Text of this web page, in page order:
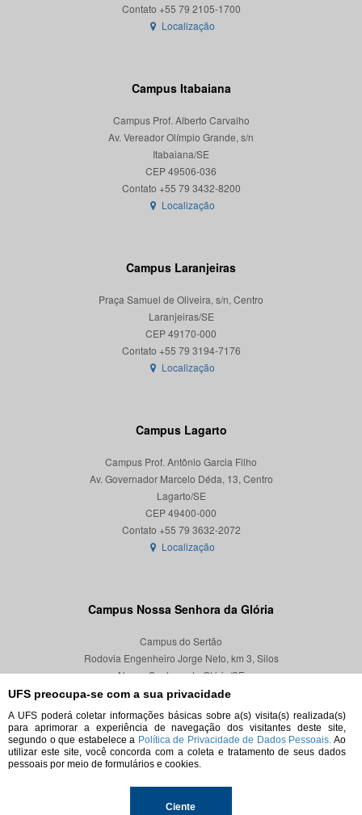
UFS preocupa-se com a sua privacidade
A UFS poderá coletar informações básicas sobre a(s) visita(s) realizada(s)
para aprimorar a experiência de navegação dos visitantes deste site,
segundo o que estabelece a Política de Privacidade de Dados Pessoais. Ao
utilizar este site, você concorda com a coleta e tratamento de seus dados
pessoais por meio de formulários e cookies.
Ciente
Localização
Campus Itabaiana
Campus Prof. Alberto Carvalho
Av. Vereador Olímpio Grande, s/n
Itabaiana/SE
CEP 49506-036
Localização
Campus Laranjeiras
Praça Samuel de Oliveira, s/n, Centro
Laranjeiras/SE
CEP 49170-000
Localização
Campus Lagarto
Campus Prof. Antônio Garcia Filho
Av. Governador Marcelo Déda, 13, Centro
Lagarto/SE
CEP 49400-000
Localização
Campus Nossa Senhora da Glória
Campus do Sertão
Rodovia Engenheiro Jorge Neto, km 3, Silos
Nossa Senhora da Glória/SE
CEP 49680-000
Localização
© 2026. Todos os direitos reservados.